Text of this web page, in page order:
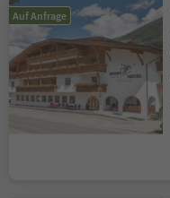
Auf Anfrage